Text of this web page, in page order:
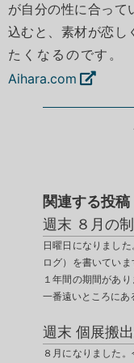
が自分の性に合って
込むと、素材が恋し
たくな
Aihara.com
関連する投稿
週末 ８月の
日曜日になりまし
ログ）を書いてい
１年間の期間があ
一番遠いところに
週末 個展搬
８月になりました